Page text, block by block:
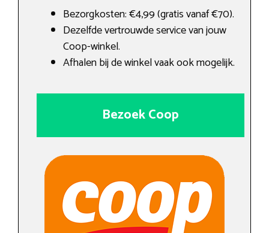
Bezorgkosten: €4,99 (gratis vanaf €70).
Dezelfde vertrouwde service van jouw
Coop-winkel.
Afhalen bij de winkel vaak ook mogelijk.
Bezoek Coop